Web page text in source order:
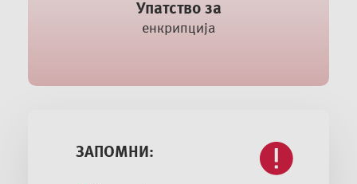
Упатство за
енкрипција
ЗАПОМНИ: